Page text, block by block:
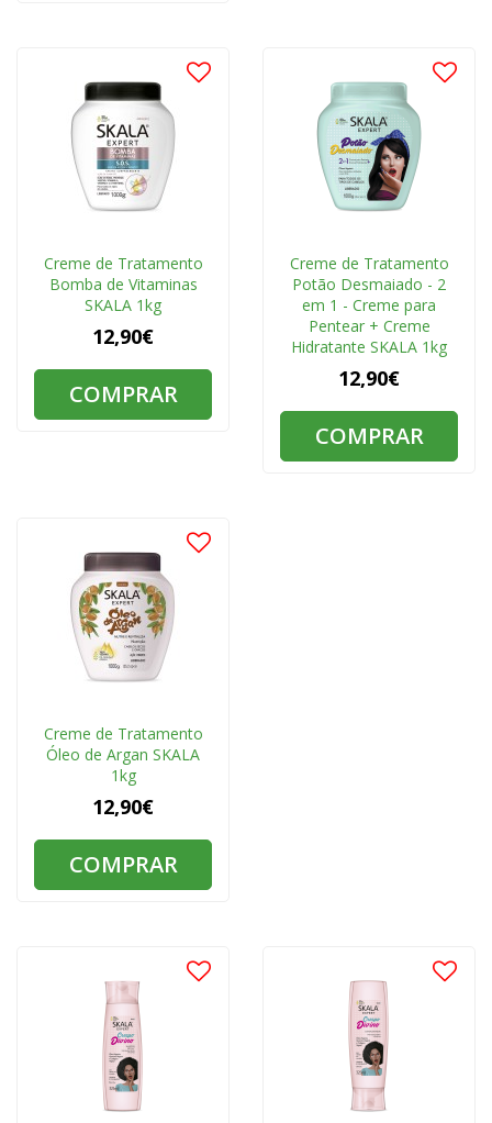
Creme de Tratamento
Bomba de Vitaminas
SKALA 1kg
12,90€
COMPRAR
Creme de Tratamento
Potão Desmaiado - 2
em 1 - Creme para
Pentear + Creme
Hidratante SKALA 1kg
12,90€
COMPRAR
Creme de Tratamento
Óleo de Argan SKALA
1kg
12,90€
COMPRAR